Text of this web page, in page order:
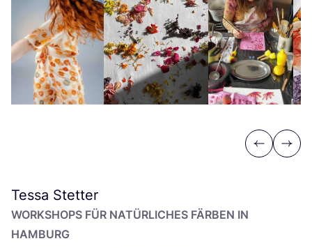
Previous
Next
Tessa Stetter
WORK­SHOPS FÜR NATÜR­LI­CHES FÄR­BEN IN
HAMBURG